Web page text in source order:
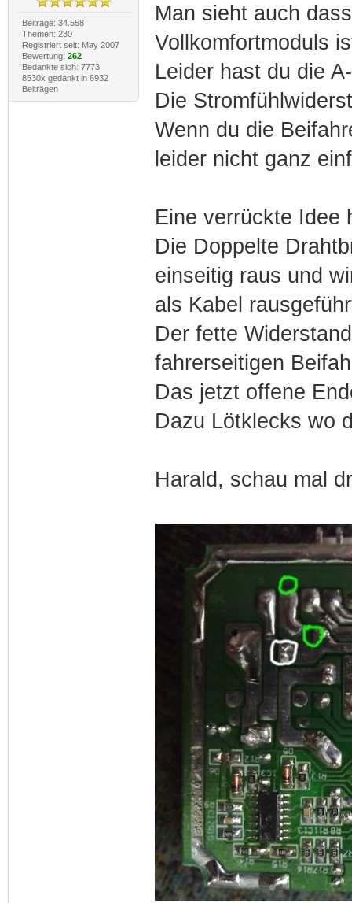
Beiträge: 34.558
Themen: 230
Registriert seit: May 2007
Bewertung: 262
Bedankte sich: 7773
8530x gedankt in 6932
Beiträgen
Man sieht auch
Vollkomfortmoduls
Leider hast du die
Die
Wenn du die
leider nicht ganz
Eine verrückte Idee
Die Doppelte
einseitig raus und
als Kabel
Der fette
fahrerseitigen
Das jetzt offene
Dazu Lötklecks wo
Harald, schau mal